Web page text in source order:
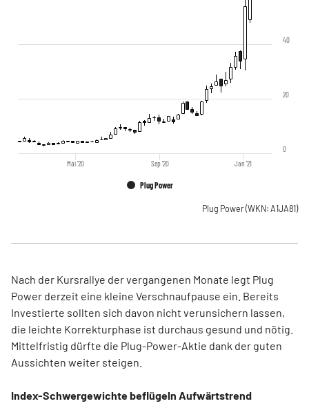
Plug Power
Jan '21
Mai '20 Sep '20
0
20
40
Plug Power(WKN: A1JA81)
Nach der Kursrallye der vergangenen Monate legt Plug
Power derzeit eine kleine Verschnaufpause ein. Bereits
Investierte sollten sich davon nicht verunsichern lassen,
die leichte Korrekturphase ist durchaus gesund und nötig.
Mittelfristig dürfte die Plug-Power-Aktie dank der guten
Aussichten weiter steigen.
Index-Schwergewichte beflügeln Aufwärtstrend